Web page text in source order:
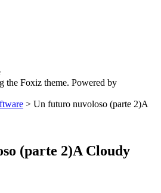
the Foxiz theme. Powered by
> Un futuro nuvoloso (parte 2)A
(parte 2)A Cloudy